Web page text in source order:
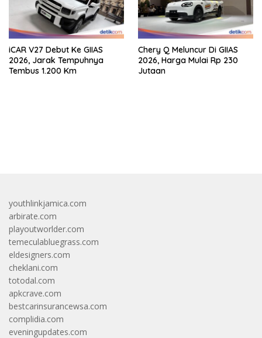
iCAR V27 Debut Ke GIIAS
2026, Jarak Tempuhnya
Tembus 1.200 Km
Chery Q Meluncur Di GIIAS
2026, Harga Mulai Rp 230
Jutaan
youthlinkjamica.com
arbirate.com
playoutworlder.com
temeculabluegrass.com
eldesigners.com
cheklani.com
totodal.com
apkcrave.com
bestcarinsurancewsa.com
complidia.com
eveningupdates.com